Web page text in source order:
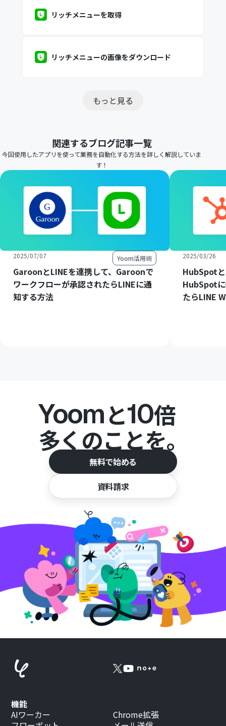
リッチメニューを取得
リッチメニューの画像をダウンロード
もっと見る
関連するブログ記事一覧
今回使用したアプリを使って業務を自動化する方法を詳しく解説していま
す！
2025/07/07 Yoom活用術
GaroonとLINEを連携して、Garoonで
ワークフローが承認されたらLINEに通
知する方法
2025/03/26
HubSpotと
HubSpot
たらLINE
Yoomと10倍
多くのことを。
無料で始める
資料請求
機能
AIワーカー
Chrome拡張